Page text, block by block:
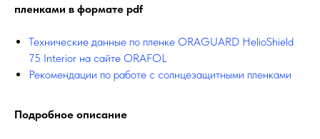
пленками в формате pdf
Технические данные по пленке ORAGUARD HelioShield
75 Interior на сайте ORAFOL
Рекомендации по работе с солнцезащитными пленками
Подробное описание